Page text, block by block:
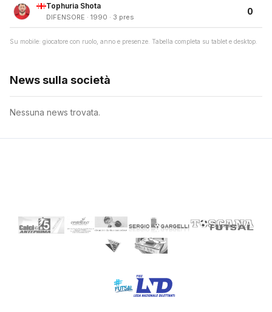
Tophuria Shota
DIFENSORE · 1990 · 3 pres
0
Su mobile: giocatore con ruolo, anno e presenze. Tabella completa su tablet e desktop.
News sulla società
Nessuna news trovata.